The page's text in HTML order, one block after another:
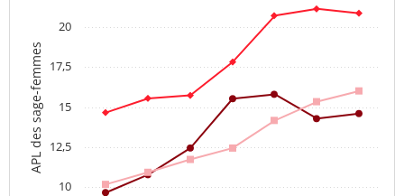
APL des sage-femmes
10
12,5
15
17,5
20